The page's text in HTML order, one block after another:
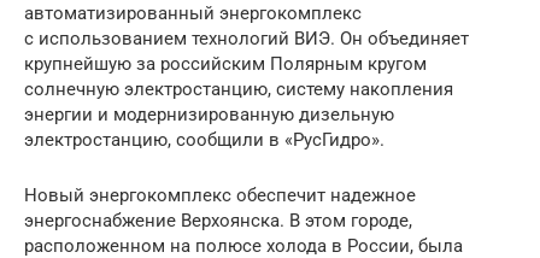
автоматизированный энергокомплекс
с использованием технологий ВИЭ. Он объединяет
крупнейшую за российским Полярным кругом
солнечную электростанцию, систему накопления
энергии и модернизированную дизельную
электростанцию, сообщили в «РусГидро».
Новый энергокомплекс обеспечит надежное
энергоснабжение Верхоянска. В этом городе,
расположенном на полюсе холода в России, была